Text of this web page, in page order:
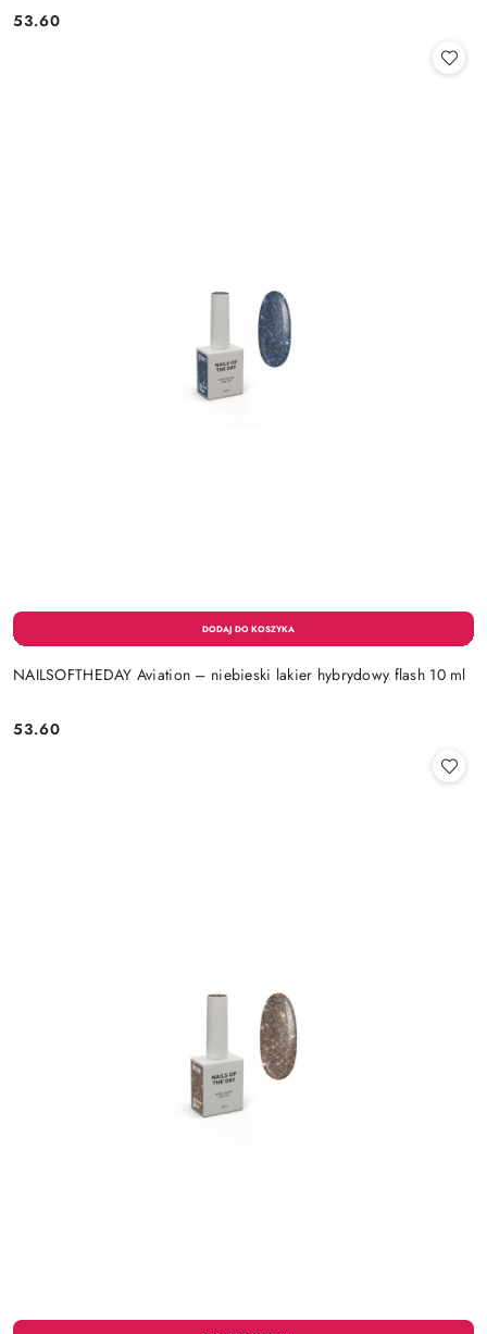
Cena:
53.60
NAILSOFTHEDAY Aviation – niebieski lakier hybrydowy flash 10 ml
Cena:
53.60